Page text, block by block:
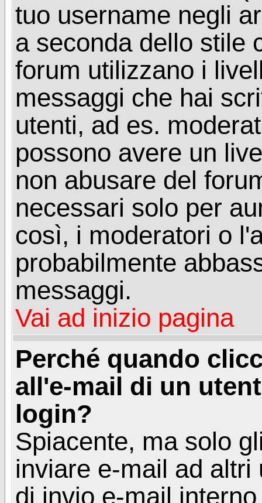
tuo username negli
a seconda dello stile
forum utilizzano i
messaggi che hai
utenti, ad es.
possono avere un
non abusare del
necessari solo per
così, i moderatori o
probabilmente
messaggi.
Vai ad inizio pagina
Perché quando
all'e-mail di un
login?
Spiacente, ma solo
inviare e-mail ad
di invio e-mail